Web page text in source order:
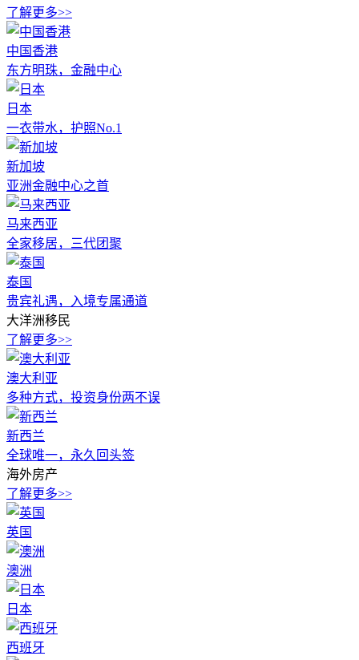
了解更多>>
中国香港
东方明珠，金融中心
日本
一衣带水，护照No.1
新加坡
亚洲金融中心之首
马来西亚
全家移居，三代团聚
泰国
贵宾礼遇，入境专属通道
大洋洲移民
了解更多>>
澳大利亚
多种方式，投资身份两不误
新西兰
全球唯一，永久回头签
海外房产
了解更多>>
英国
澳洲
日本
西班牙